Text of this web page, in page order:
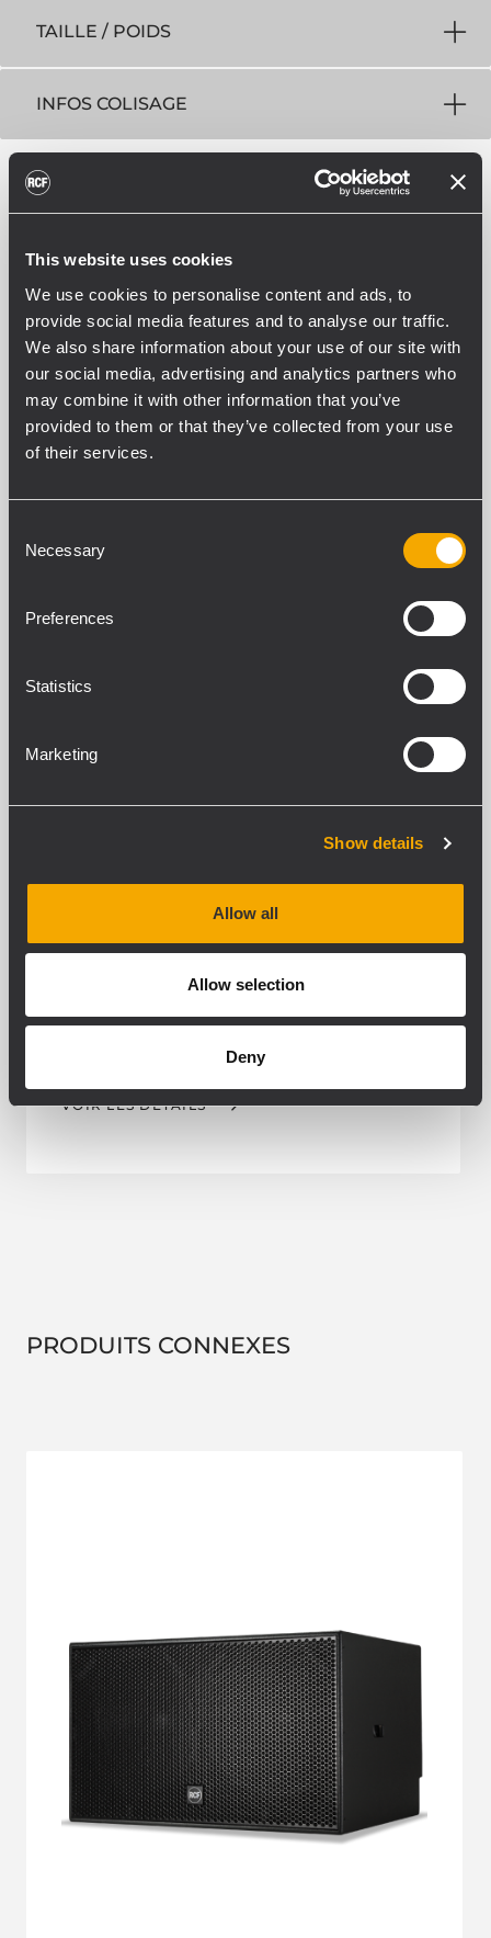
This website uses cookies
We use cookies to personalise content and ads, to
provide social media features and to analyse our traffic.
We also share information about your use of our site with
our social media, advertising and analytics partners who
may combine it with other information that you’ve
provided to them or that they’ve collected from your use
of their services.
Selection
Necessary
Preferences
Statistics
Marketing
Show details
Allow all
Allow selection
Deny
TAILLE / POIDS
INFOS COLISAGE
ACCESSOIRES
H-BR 2X NC15
PAIR OF HORIZONTAL BRACKETS
VOIR LES DÉTAILS
PRODUITS CONNEXES